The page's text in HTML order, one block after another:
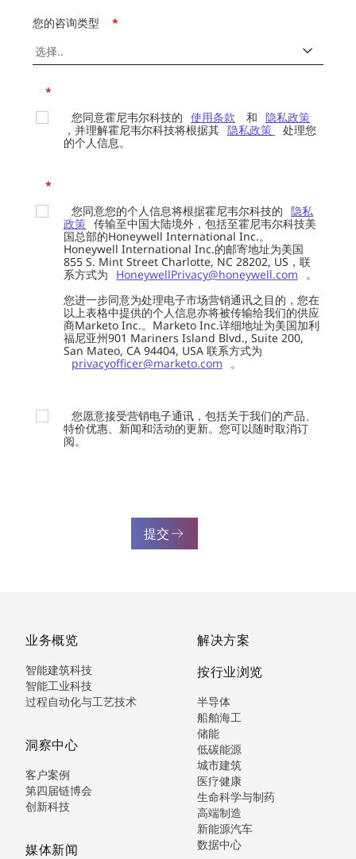
*
您的咨询类型
*
您同意霍尼韦尔科技的 使用条款 和 隐私政策
，并理解霍尼韦尔科技将根据其 隐私政策
处理您
的个人信息。
*
您同意您的个人信息将根据霍尼韦尔科技的 隐私
政策 传输至中国大陆境外，包括至霍尼韦尔科技美
国总部的Honeywell International Inc.。
Honeywell International Inc.的邮寄地址为美国
855 S. Mint Street Charlotte, NC 28202, US，联
系方式为
HoneywellPrivacy@honeywell.com
。
您进一步同意为处理电子市场营销通讯之目的，您在
以上表格中提供的个人信息亦将被传输给我们的供应
商Marketo Inc.。Marketo Inc.详细地址为美国加利
福尼亚州901 Mariners Island Blvd., Suite 200,
San Mateo, CA 94404, USA 联系方式为
privacyofficer@marketo.com
。
您愿意接受营销电子通讯，包括关于我们的产品、
特价优惠、新闻和活动的更新。您可以随时取消订
阅。
提交
业务概览
智能建筑科技
智能工业科技
过程自动化与工艺技术
洞察中心
客户案例
第四届链博会
创新科技
媒体新闻
解决方案
按行业浏览
半导体
船舶海工
储能
低碳能源
城市建筑
医疗健康
生命科学与制药
高端制造
新能源汽车
数据中心